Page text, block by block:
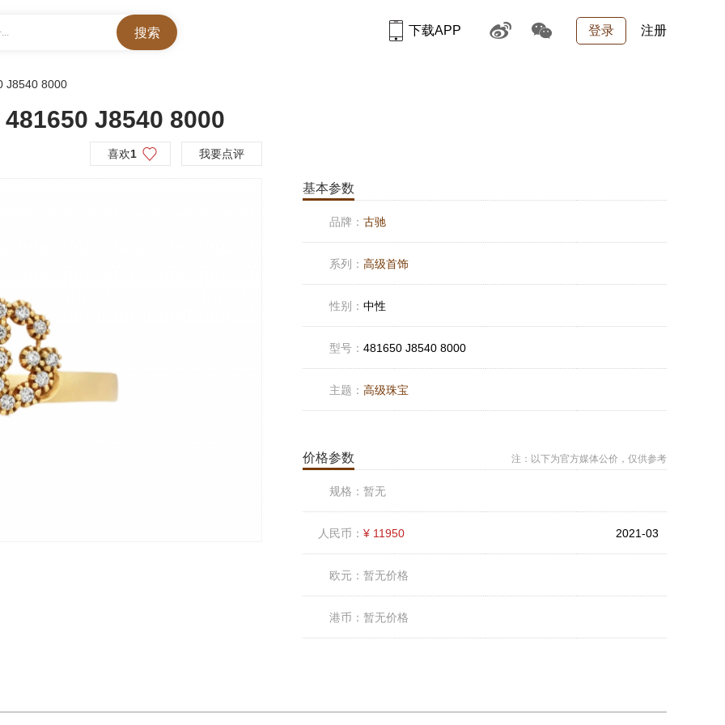
登录 注册
下载APP
J8540 8000
J8540 8000
喜欢1 我要点评
基本参数
品牌： 古驰
系列： 高级首饰
性别： 中性
型号： 481650 J8540 8000
主题： 高级珠宝
价格参数 注：以下为官方媒体公价，仅供参考
规格： 暂无
人民币： ¥ 11950 2021-03
欧元： 暂无价格
港币： 暂无价格